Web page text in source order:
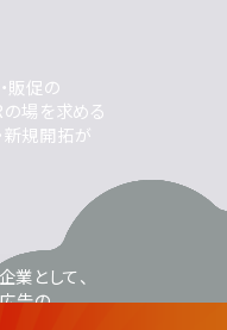
販促の
場を求める
新規開拓が
として、
告の